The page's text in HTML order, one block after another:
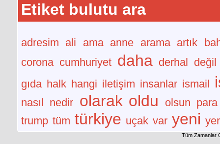
Etiket bulutu ara
adresim ali ama anne arama artık
corona cumhuriyet daha derhal
değil
gıda halk hangi iletişim insanlar ismail
nasıl nedir olarak oldu olsun para
trump tüm türkiye uçak var yeni
Tüm Zamanlar